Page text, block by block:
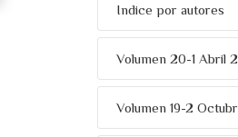
Indice por autores
Volumen 20-1 Abril
Volumen 19-2